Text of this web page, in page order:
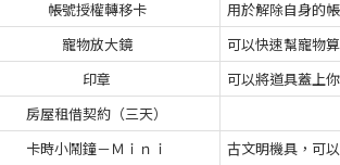
帳號授權轉移卡
用於解除自身的
寵物放大鏡
可以快速幫寵物
印章
可以將道具蓋上
房屋租借契約（三天）
卡時小鬧鐘－Ｍｉｎｉ
古文明機具，可